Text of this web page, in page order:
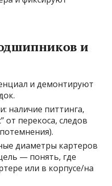
и
и демонтируют
наличие питтинга,
от перекоса, следов
диаметры картеров
— понять, где
или в корпусе/на